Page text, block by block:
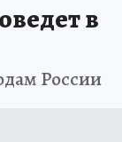
в
России